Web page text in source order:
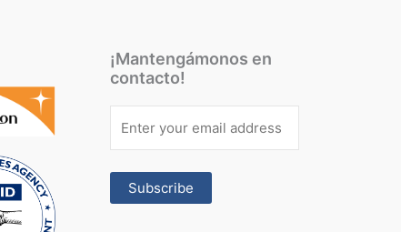
¡Mantengámonos en
contacto!